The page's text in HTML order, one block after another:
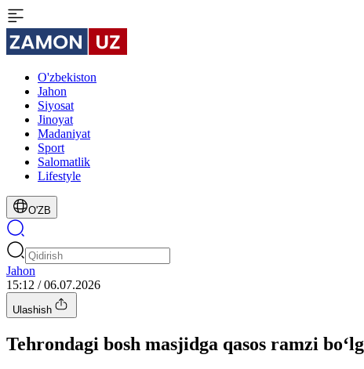
O'zbekiston
Jahon
Siyosat
Jinoyat
Madaniyat
Sport
Salomatlik
Lifestyle
O'ZB
Jahon
15:12 / 06.07.2026
Ulashish
Tehrondagi bosh masjidga qasos ramzi